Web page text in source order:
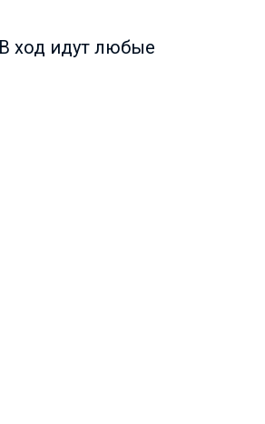
ход идут любые